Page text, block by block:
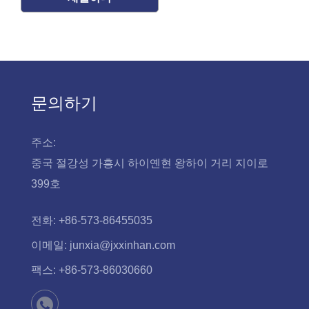
문의하기
주소:
중국 절강성 가흥시 하이옌현 왕하이 거리 지이로
399호
전화: +86-573-86455035
이메일: junxia@jxxinhan.com
팩스: +86-573-86030660